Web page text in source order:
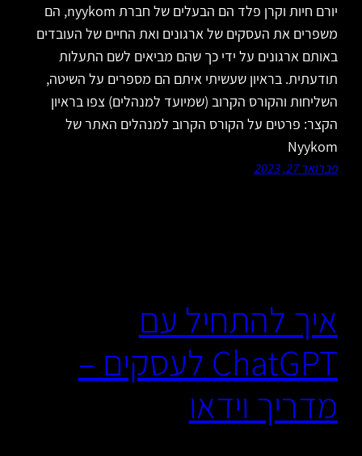
יורם חיות וקרן פלד הם הבעלים של חברת nyykom, הם
משפרים את העסקים של ארגונים ואת החיים של העובדים
באותם ארגונים על ידי כך שהם מביאים לשם התעלות
תודעתית. בראיון שעשיתי איתם הם מספרים על השיטה,
השליחות והקורס הקרוב (שמיועד למנהלים) צפו בראיון
הקצר: פרטים על הקורס הקרוב למנהלים האתר של
Nyykom
פברואר 27, 2023
איך להתחיל עם
ChatGPT לעסקים –
מדריך וידאו